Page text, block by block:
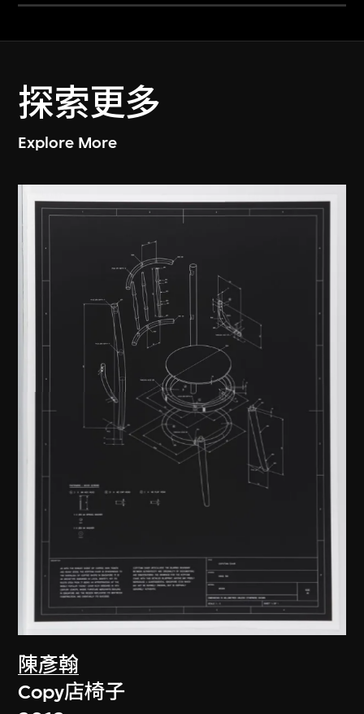
探索更多
Explore More
陳彥翰
Copy店椅子